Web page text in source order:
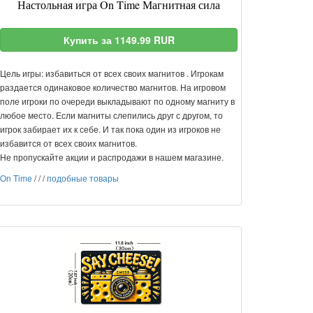
Настольная игра On Time Магнитная сила
Купить за 1149.99 RUR
Цель игры: избавиться от всех своих магнитов . Игрокам
раздается одинаковое количество магнитов. На игровом
поле игроки по очереди выкладывают по одному магниту в
любое место. Если магниты слепились друг с другом, то
игрок забирает их к себе. И так пока один из игроков не
избавится от всех своих магнитов.
Не пропускайте акции и распродажи в нашем магазине.
On Time ///подобные товары